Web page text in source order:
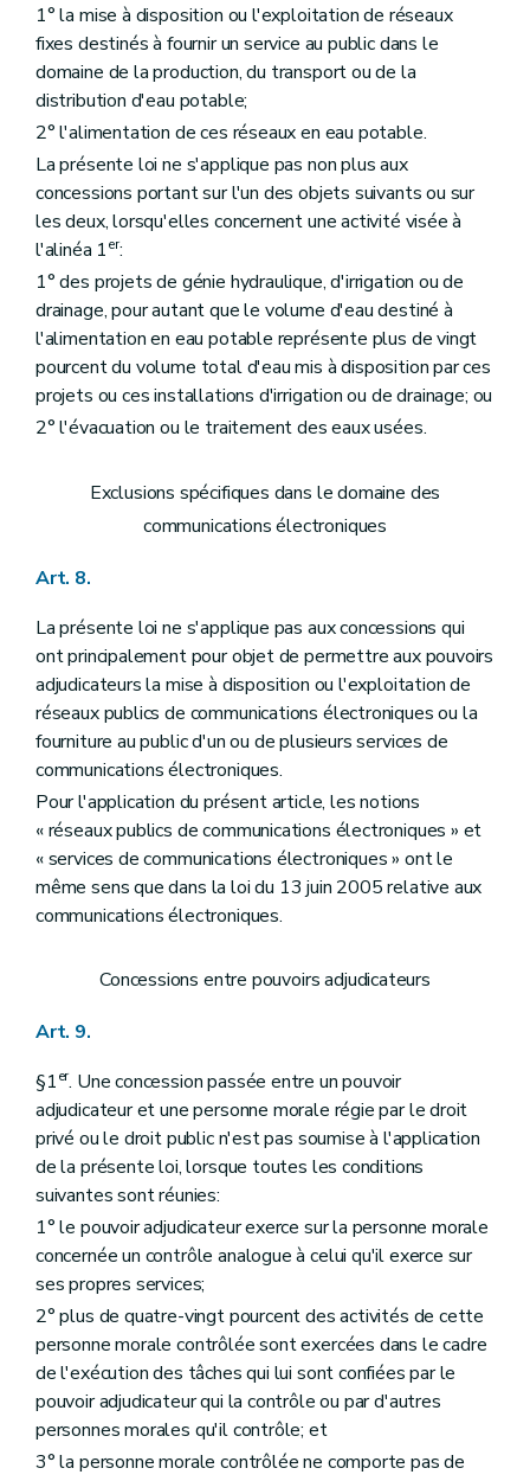
1° la mise à disposition ou l'exploitation de réseaux
fixes destinés à fournir un service au public dans le
domaine de la production, du transport ou de la
distribution d'eau potable;
2° l'alimentation de ces réseaux en eau potable.
La présente loi ne s'applique pas non plus aux
concessions portant sur l'un des objets suivants ou sur
les deux, lorsqu'elles concernent une activité visée à
l'alinéa 1er:
1° des projets de génie hydraulique, d'irrigation ou de
drainage, pour autant que le volume d'eau destiné à
l'alimentation en eau potable représente plus de vingt
pourcent du volume total d'eau mis à disposition par ces
projets ou ces installations d'irrigation ou de drainage; ou
2° l'évacuation ou le traitement des eaux usées.
Exclusions spécifiques dans le domaine des
communications électroniques
Art. 8.
La présente loi ne s'applique pas aux concessions qui
ont principalement pour objet de permettre aux pouvoirs
adjudicateurs la mise à disposition ou l'exploitation de
réseaux publics de communications électroniques ou la
fourniture au public d'un ou de plusieurs services de
communications électroniques.
Pour l'application du présent article, les notions
« réseaux publics de communications électroniques » et
« services de communications électroniques » ont le
même sens que dans la loi du 13 juin 2005 relative aux
communications électroniques.
Concessions entre pouvoirs adjudicateurs
Art. 9.
§1er. Une concession passée entre un pouvoir
adjudicateur et une personne morale régie par le droit
privé ou le droit public n'est pas soumise à l'application
de la présente loi, lorsque toutes les conditions
suivantes sont réunies:
1° le pouvoir adjudicateur exerce sur la personne morale
concernée un contrôle analogue à celui qu'il exerce sur
ses propres services;
2° plus de quatre-vingt pourcent des activités de cette
personne morale contrôlée sont exercées dans le cadre
de l'exécution des tâches qui lui sont confiées par le
pouvoir adjudicateur qui la contrôle ou par d'autres
personnes morales qu'il contrôle; et
3° la personne morale contrôlée ne comporte pas de